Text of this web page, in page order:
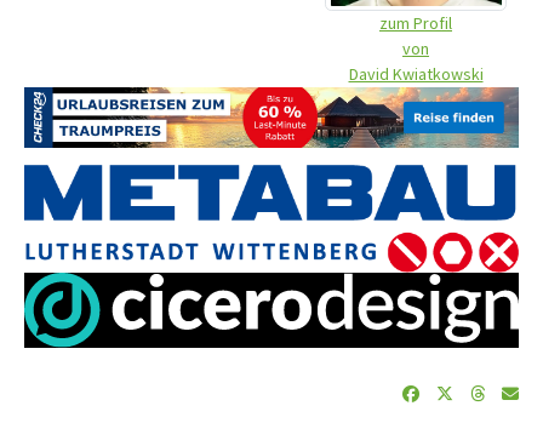
zum Profil
von
David Kwiatkowski